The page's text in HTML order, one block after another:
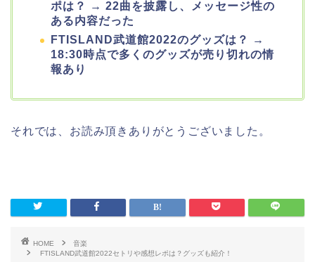
ポは？ → 22曲を披露し、メッセージ性の
ある内容だった
FTISLAND武道館2022のグッズは？ →
18:30時点で多くのグッズが売り切れの情
報あり
それでは、お読み頂きありがとうございました。
HOME
音楽
FTISLAND武道館2022セトリや感想レポは？グッズも紹介！